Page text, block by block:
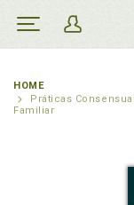
HOME
Práticas
Familiar